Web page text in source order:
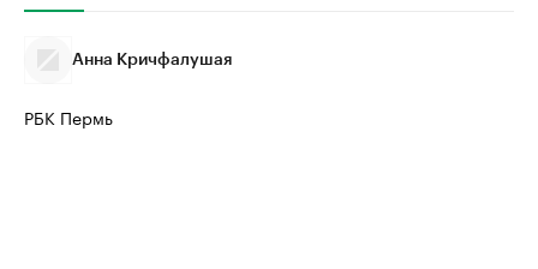
Анна Кричфалушая
РБК Пермь